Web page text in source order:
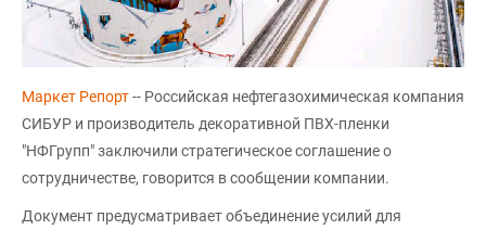
Маркет Репорт-- Российская нефтегазохимическая компания
СИБУР и производитель декоративной ПВХ-пленки
"НФГрупп" заключили стратегическое соглашение о
сотрудничестве, говорится в сообщении компании.
Документ предусматривает объединение усилий для